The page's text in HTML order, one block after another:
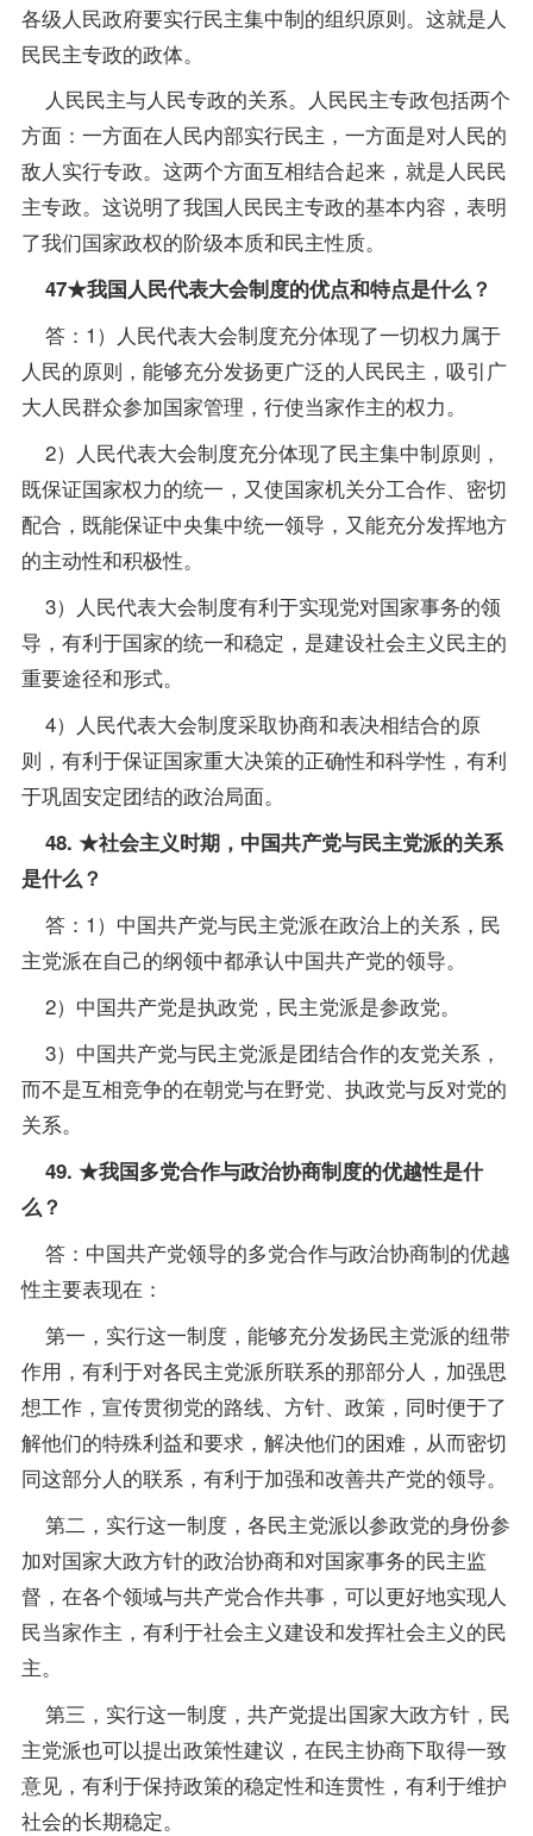
各级人民政府要实行民主集中制的组织原则。这就是人
民民主专政的政体。
人民民主与人民专政的关系。人民民主专政包括两个
方面：一方面在人民内部实行民主，一方面是对人民的
敌人实行专政。这两个方面互相结合起来，就是人民民
主专政。这说明了我国人民民主专政的基本内容，表明
了我们国家政权的阶级本质和民主性质。
47★我国人民代表大会制度的优点和特点是什么？
答：1）人民代表大会制度充分体现了一切权力属于
人民的原则，能够充分发扬更广泛的人民民主，吸引广
大人民群众参加国家管理，行使当家作主的权力。
2）人民代表大会制度充分体现了民主集中制原则，
既保证国家权力的统一，又使国家机关分工合作、密切
配合，既能保证中央集中统一领导，又能充分发挥地方
的主动性和积极性。
3）人民代表大会制度有利于实现党对国家事务的领
导，有利于国家的统一和稳定，是建设社会主义民主的
重要途径和形式。
4）人民代表大会制度采取协商和表决相结合的原
则，有利于保证国家重大决策的正确性和科学性，有利
于巩固安定团结的政治局面。
48. ★社会主义时期，中国共产党与民主党派的关系
是什么？
答：1）中国共产党与民主党派在政治上的关系，民
主党派在自己的纲领中都承认中国共产党的领导。
2）中国共产党是执政党，民主党派是参政党。
3）中国共产党与民主党派是团结合作的友党关系，
而不是互相竞争的在朝党与在野党、执政党与反对党的
关系。
49. ★我国多党合作与政治协商制度的优越性是什
么？
答：中国共产党领导的多党合作与政治协商制的优越
性主要表现在：
第一，实行这一制度，能够充分发扬民主党派的纽带
作用，有利于对各民主党派所联系的那部分人，加强思
想工作，宣传贯彻党的路线、方针、 政策 ，同时便于了
解他们的特殊利益和要求，解决他们的困难，从而密切
同这部分人的联系，有利于加强和改善共产党的领导。
第二，实行这一制度，各民主党派以参政党的身份参
加对国家大政方针的政治协商和对国家事务的民主监
督，在各个领域与共产党合作共事，可以更好地实现人
民当家作主，有利于社会主义建设和发挥社会主义的民
主。
第三，实行这一制度，共产党提出国家大政方针，民
主党派也可以提出政策性建议，在民主协商下取得一致
意见，有利于保持政策的稳定性和连贯性，有利于维护
社会的长期稳定。